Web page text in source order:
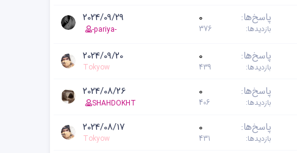
پاسخ‌ها 0
بازدیدها 376
2024/09/29
-pariya-
پاسخ‌ها 0
بازدیدها 439
2024/09/20
Tokyow
پاسخ‌ها 0
بازدیدها 406
2024/08/26
SHAHDOKHT
پاسخ‌ها 0
بازدیدها 431
2024/08/17
Tokyow